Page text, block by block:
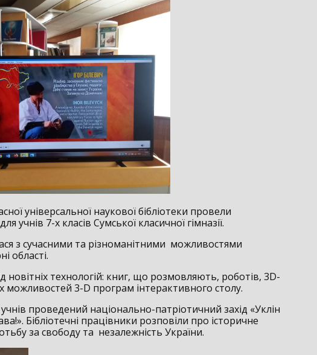
універсальної наукової бібліотеки провели
учнів 7-х класів Сумської класичної гімназії.
з сучасними та різноманітними можливостями
області.
новітніх технологій: книг, що розмовляють, роботів, 3D-
можливостей 3-D програм інтерактивного столу.
учнів проведений національно-патріотичний захід «Уклін
Бібліотечні працівники розповіли про історичне
за свободу та незалежність України.